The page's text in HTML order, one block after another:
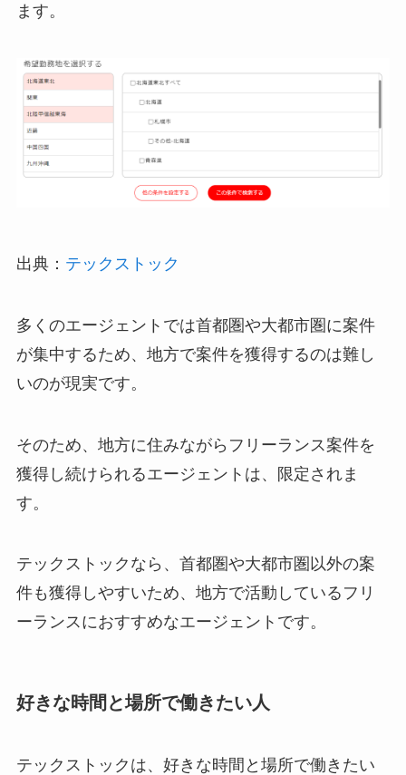
ます。
出典： テックストック
多くのエージェントでは首都圏や大都市圏に案件
が集中するため、地方で案件を獲得するのは難し
いのが現実です。
そのため、地方に住みながらフリーランス案件を
獲得し続けられるエージェントは、限定されま
す。
テックストックなら、首都圏や大都市圏以外の案
件も獲得しやすいため、地方で活動しているフリ
ーランスにおすすめなエージェントです。
好きな時間と場所で働きたい人
テックストックは、好きな時間と場所で働きたい